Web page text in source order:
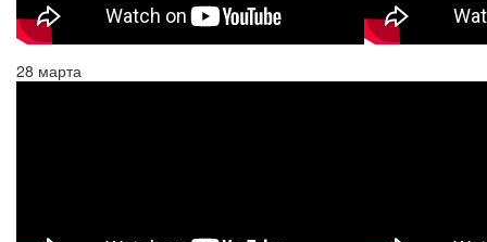
28 марта